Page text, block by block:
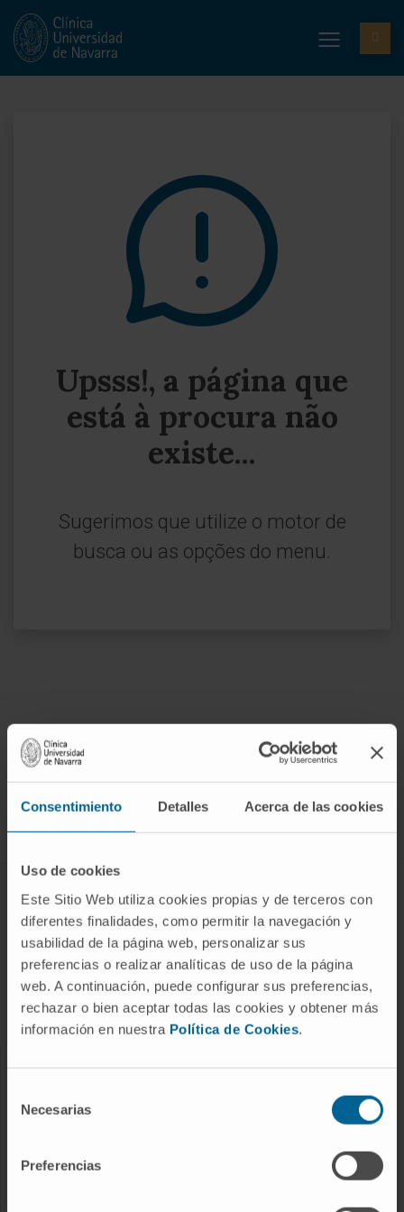
Consentimiento Detalles Acerca de las cookies
Uso de cookies
Este Sitio Web utiliza cookies propias y de terceros con
diferentes finalidades, como permitir la navegación y
usabilidad de la página web, personalizar sus
preferencias o realizar analíticas de uso de la página
web. A continuación, puede configurar sus preferencias,
rechazar o bien aceptar todas las cookies y obtener más
información en nuestra Política de Cookies.
Necesarias
Preferencias
Upsss!, a página que
está à procura não
existe...
Sugerimos que utilize o motor de
busca ou as opções do menu.
Inscrever-se no nosso boletim
DOENÇAS E TRATAMENTOS
Doenças
Procedimentos de diagnóstico
Tratamentos
Centro do Cancro
Serviços Médicos